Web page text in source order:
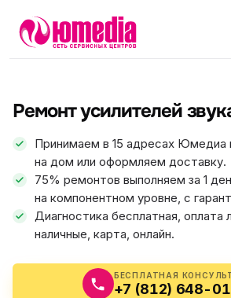
Ремонт усилителей
Принимаем в 15 адресах
на дом или оформляем доставку.
75% ремонтов выполняем за 1
на компонентном уровне, с
Диагностика бесплатная,
наличные, карта, онлайн.
БЕСПЛАТНАЯ
+7 (812) 648-
ФИКС ЦЕНА
АВТОРИЗОВАННЫЙ СЕРВИС